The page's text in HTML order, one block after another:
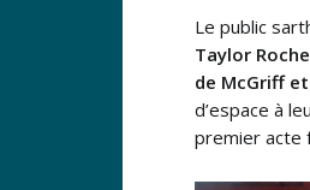
Le public
Taylor
de McGriff
d’espace à
premier acte